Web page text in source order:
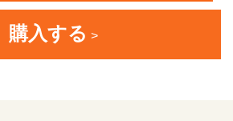
購入する